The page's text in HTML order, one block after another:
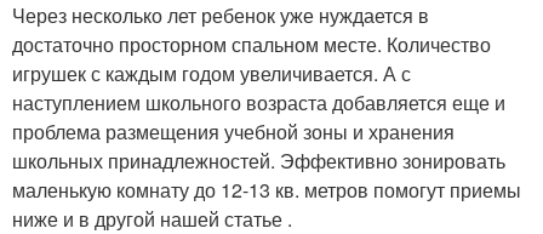
Через несколько лет ребенок уже нуждается в
достаточно просторном спальном месте. Количество
игрушек с каждым годом увеличивается. А с
наступлением школьного возраста добавляется еще и
проблема размещения учебной зоны и хранения
школьных принадлежностей. Эффективно зонировать
маленькую комнату до 12-13 кв. метров помогут приемы
ниже и в другой нашей статье .